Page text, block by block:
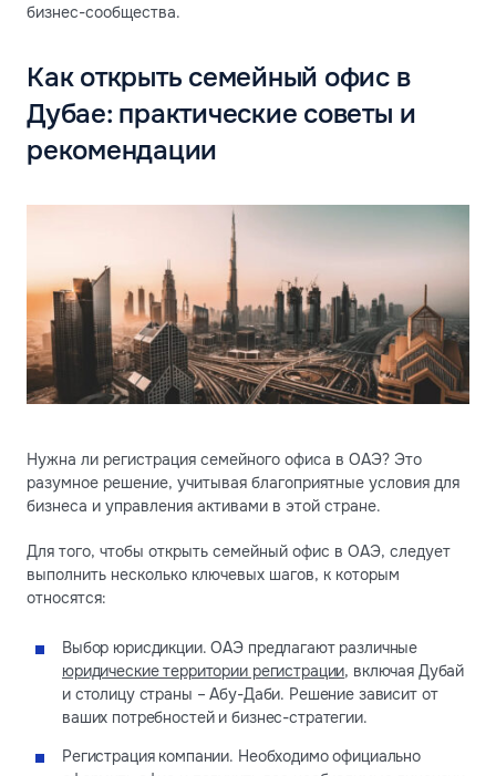
бизнес-сообщества.
Как открыть семейный офис в
Дубае: практические советы и
рекомендации
Нужна ли регистрация семейного офиса в ОАЭ? Это
разумное решение, учитывая благоприятные условия для
бизнеса и управления активами в этой стране.
Для того, чтобы открыть семейный офис в ОАЭ, следует
выполнить несколько ключевых шагов, к которым
относятся:
Выбор юрисдикции. ОАЭ предлагают различные
юридические территории регистрации, включая Дубай
и столицу страны – Абу-Даби. Решение зависит от
ваших потребностей и бизнес-стратегии.
Регистрация компании. Необходимо официально